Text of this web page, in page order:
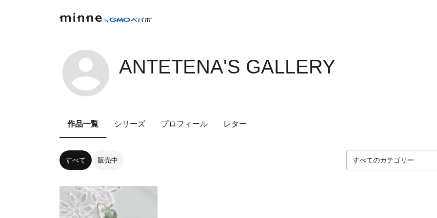
ANTETENA'S GALLERY
作品一覧 シリーズ プロフィール レター
すべて 販売中